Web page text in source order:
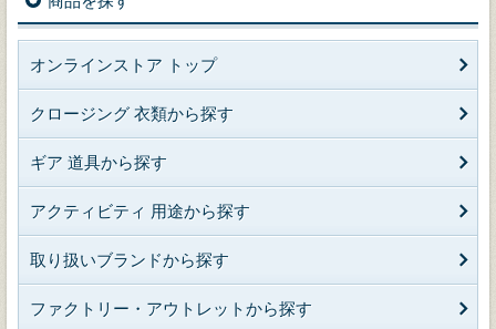
オンラインストア トップ
クロージング 衣類から探す
ギア 道具から探す
アクティビティ 用途から探す
取り扱いブランドから探す
ファクトリー・アウトレットから探す